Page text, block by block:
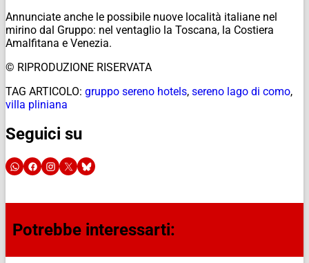
Annunciate anche le possibile nuove località italiane nel
mirino dal Gruppo: nel ventaglio la Toscana, la Costiera
Amalfitana e Venezia.
© RIPRODUZIONE RISERVATA
TAG ARTICOLO: gruppo sereno hotels, sereno lago di como,
villa pliniana
Seguici su
Potrebbe interessarti: